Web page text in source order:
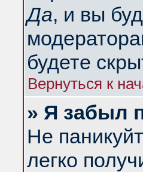
Да, и вы
будете
Вернуться к
» Я забыл
Не
легко